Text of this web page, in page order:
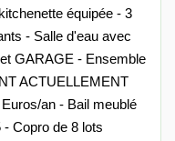
équipée - 3
- Salle d'eau avec
GARAGE - Ensemble
ACTUELLEMENT
an - Bail meublé
Copro de 8 lots